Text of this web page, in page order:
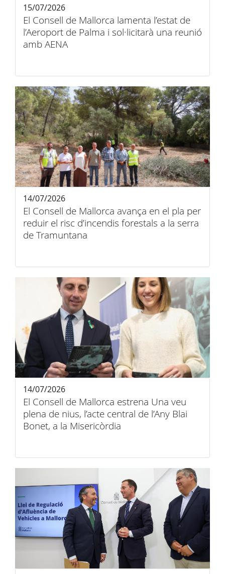
El Consell de Mallorca lamenta l’estat de
l’Aeroport de Palma i sol·licitarà una reunió
amb AENA
15/07/2026
El Consell de Mallorca avança en el pla per
reduir el risc d’incendis forestals a la serra
de Tramuntana
14/07/2026
El Consell de Mallorca estrena Una veu
plena de nius, l’acte central de l’Any Blai
Bonet, a la Misericòrdia
14/07/2026